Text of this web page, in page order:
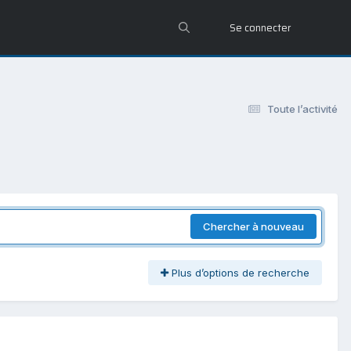
Se connecter
Toute l’activité
Chercher à nouveau
Plus d’options de recherche